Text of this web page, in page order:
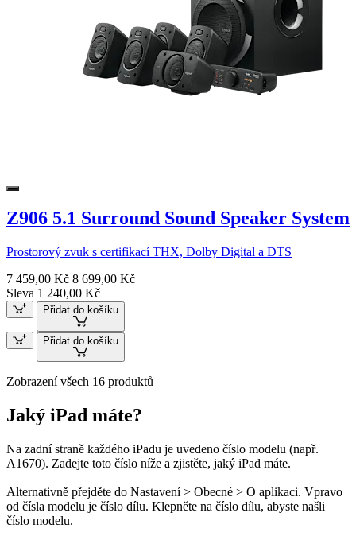
Z906 5.1 Surround Sound Speaker System
Prostorový zvuk s certifikací THX, Dolby Digital a DTS
7 459,00 Kč 8 699,00 Kč
Sleva 1 240,00 Kč
Přidat do košíku
Přidat do košíku
Zobrazení všech 16 produktů
Jaký iPad máte?
Na zadní straně každého iPadu je uvedeno číslo modelu (např.
A1670). Zadejte toto číslo níže a zjistěte, jaký iPad máte.
Alternativně přejděte do Nastavení > Obecné > O aplikaci. Vpravo
od čísla modelu je číslo dílu. Klepněte na číslo dílu, abyste našli
číslo modelu.